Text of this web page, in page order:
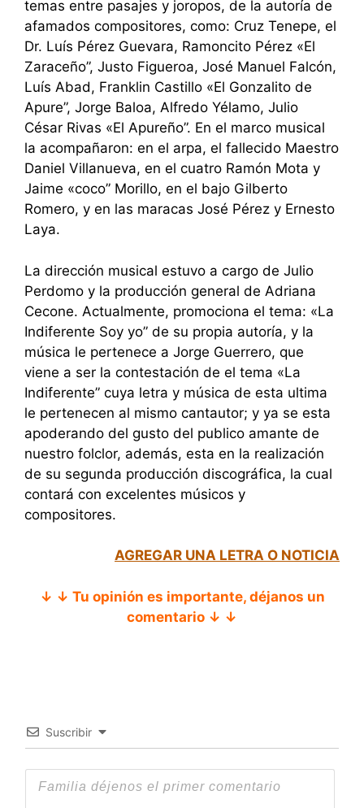
temas entre pasajes y joropos, de la autoría de
afamados compositores, como: Cruz Tenepe, el
Dr. Luís Pérez Guevara, Ramoncito Pérez «El
Zaraceño”, Justo Figueroa, José Manuel Falcón,
Luís Abad, Franklin Castillo «El Gonzalito de
Apure”, Jorge Baloa, Alfredo Yélamo, Julio
César Rivas «El Apureño”. En el marco musical
la acompañaron: en el arpa, el fallecido Maestro
Daniel Villanueva, en el cuatro Ramón Mota y
Jaime «coco” Morillo, en el bajo Gilberto
Romero, y en las maracas José Pérez y Ernesto
Laya.
La dirección musical estuvo a cargo de Julio
Perdomo y la producción general de Adriana
Cecone. Actualmente, promociona el tema: «La
Indiferente Soy yo” de su propia autoría, y la
música le pertenece a Jorge Guerrero, que
viene a ser la contestación de el tema «La
Indiferente” cuya letra y música de esta ultima
le pertenecen al mismo cantautor; y ya se esta
apoderando del gusto del publico amante de
nuestro folclor, además, esta en la realización
de su segunda producción discográfica, la cual
contará con excelentes músicos y
compositores.
AGREGAR UNA LETRA O NOTICIA
↓ ↓ Tu opinión es importante, déjanos un
comentario ↓ ↓
Suscribir